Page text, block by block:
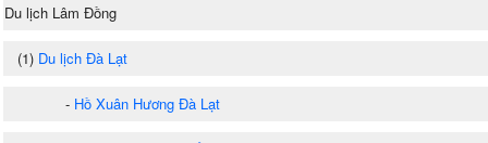
Du lịch Lâm Đồng
(1) Du lịch Đà Lạt
- Hồ Xuân Hương Đà Lạt